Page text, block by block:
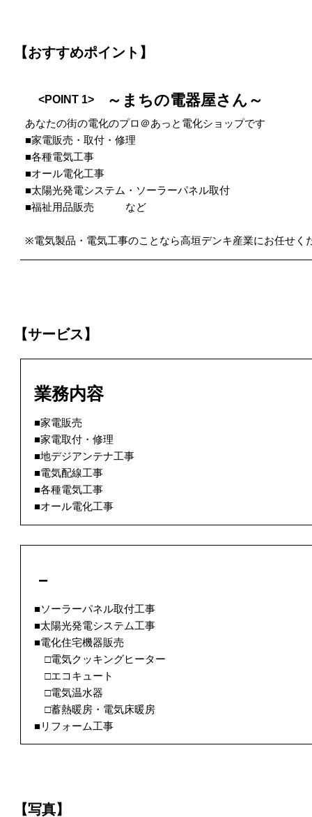
【おすすめポイント】
<POINT 1> ～まちの電器屋さん～
あなたの街の電化のプロ＠あっと電化ショップです
■家電販売・取付・修理
■各種電気工事
■オール電化工事
■太陽光発電システム・ソーラーパネル取付
■福祉用品販売 など
※電気製品・電気工事のことなら高垣デンキ産業にお任せく
【サービス】
業務内容
■家電販売
■家電取付・修理
■地デジアンテナ工事
■電気配線工事
■各種電気工事
■オール電化工事
－
■ソーラーパネル取付工事
■太陽光発電システム工事
■電化住宅機器販売
□電気クッキングヒーター
□エコキュート
□電気温水器
□蓄熱暖房・電気床暖房
■リフォーム工事
【写真】